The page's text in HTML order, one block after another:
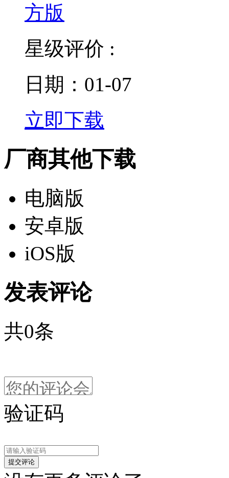
星级评价 :
日期：01-07
立即下载
厂商其他下载
电脑版
安卓版
iOS版
发表评论
共0条
验证码